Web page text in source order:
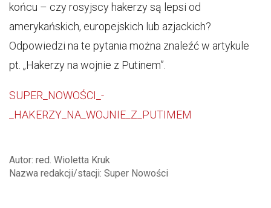
końcu – czy rosyjscy hakerzy są lepsi od
amerykańskich, europejskich lub azjackich?
Odpowiedzi na te pytania można znaleźć w artykule
pt. „Hakerzy na wojnie z Putinem”.
SUPER_NOWOŚCI_-
_HAKERZY_NA_WOJNIE_Z_PUTIMEM
Autor: red. Wioletta Kruk
Nazwa redakcji/stacji: Super Nowości